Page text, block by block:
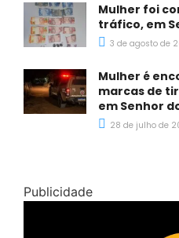
Mulher foi
tráfico, em
3 de agosto de
Mulher é
marcas de
em Senhor
28 de julho de
Publicidade